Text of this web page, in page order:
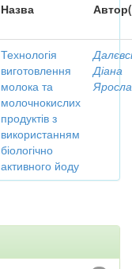
Назва
Технологія
виготовлення
молока та
молочнокислих
продуктів з
використанням
біологічно
активного йоду
Діана